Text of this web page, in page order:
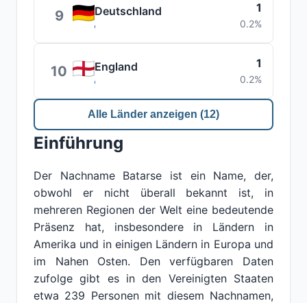
9 Deutschland 1
0.2%
10 England 1
0.2%
Alle Länder anzeigen (12)
Einführung
Der Nachname Batarse ist ein Name, der,
obwohl er nicht überall bekannt ist, in
mehreren Regionen der Welt eine bedeutende
Präsenz hat, insbesondere in Ländern in
Amerika und in einigen Ländern in Europa und
im Nahen Osten. Den verfügbaren Daten
zufolge gibt es in den Vereinigten Staaten
etwa 239 Personen mit diesem Nachnamen,